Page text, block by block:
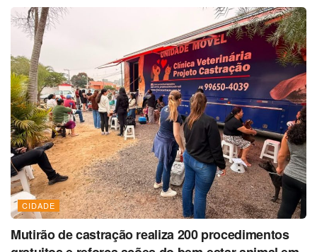
CIDADE
Mutirão de castração realiza 200 procedimentos